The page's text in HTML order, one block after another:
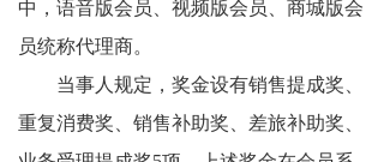
反传销问答
中，语音版会员、视频版会员、商城版会
员统称代理商。
当事人规定，奖金设有销售提成奖、
重复消费奖、销售补助奖、差旅补助奖、